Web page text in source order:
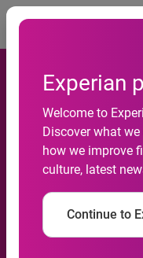
Experian
Welcome to
Discover what
how we improve
culture, latest
Continue to
Gamm
franchise
solutions
Marketing